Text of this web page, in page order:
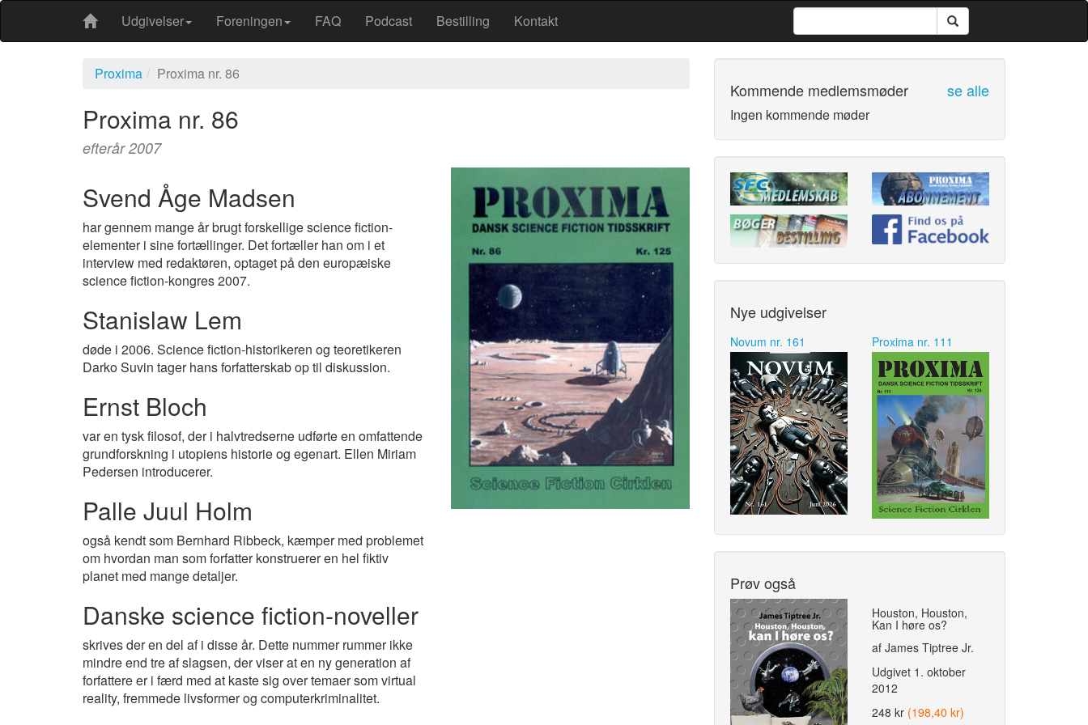
Udgivelser Foreningen FAQ Podcast Bestilling Kontakt
Proxima Proxima nr. 86
Proxima nr. 86
efterår 2007
Svend Åge Madsen
har gennem mange år brugt forskellige science fiction-
elementer i sine fortællinger. Det fortæller han om i et
interview med redaktøren, optaget på den europæiske
science fiction-kongres 2007.
Stanislaw Lem
døde i 2006. Science fiction-historikeren og teoretikeren
Darko Suvin tager hans forfatterskab op til diskussion.
Ernst Bloch
var en tysk filosof, der i halvtredserne udførte en omfattende
grundforskning i utopiens historie og egenart. Ellen Miriam
Pedersen introducerer.
Palle Juul Holm
også kendt som Bernhard Ribbeck, kæmper med problemet
om hvordan man som forfatter konstruerer en hel fiktiv
planet med mange detaljer.
Danske science fiction-noveller
skrives der en del af i disse år. Dette nummer rummer ikke
mindre end tre af slagsen, der viser at en ny generation af
forfattere er i færd med at kaste sig over temaer som virtual
reality, fremmede livsformer og computerkriminalitet.
Kommende medlemsmøder se alle
Ingen kommende møder
Nye udgivelser
Novum nr. 161 Proxima nr. 111
Prøv også
Houston, Houston,
Kan I høre os?
af James Tiptree Jr.
Udgivet 1. oktober
2012
248 kr (198,40 kr)